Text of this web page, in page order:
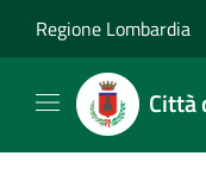
Regione Lombardia
Città